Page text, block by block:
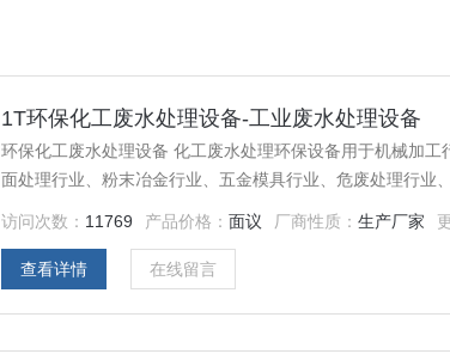
1T环保化工废水处理设备-工业废水处理设备
环保化工废水处理设备 化工废水处理环保设备用于机械加
面处理行业、粉末冶金行业、五金模具行业、危废处理行业
访问次数： 11769 产品价格：面议 厂商性质：生产厂家
查看详情 在线留言